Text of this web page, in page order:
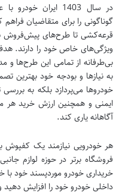
در سال 1403
گوناگونی را برای متقاضیان
قرعه‌کشی تا طرح‌های پیش‌فروش
ویژگی‌های خاص خود را دارند.
بی‌طرفانه از تمامی این طرح‌ها و
به نیازها و بودجه خود بهترین
خودروها می‌پردازد بلکه به
ایمنی و همچنین ارزش خرید هر
آگاهانه یاری کند.
هر خودرویی نیازمند یک
فروشگاه برتر در حوزه لوازم
خریداری خودرو موردپسند خود با
داخلی خودرو خود را افزایش